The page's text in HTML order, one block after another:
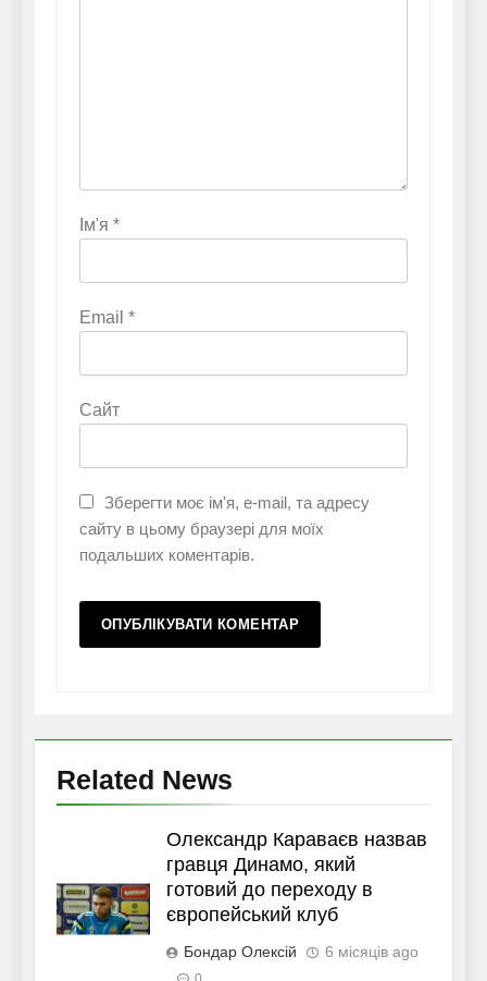
Ім'я *
Email *
Сайт
Зберегти моє ім'я, e-mail, та адресу
сайту в цьому браузері для моїх
подальших коментарів.
Related News
Олександр Караваєв назвав
гравця Динамо, який
готовий до переходу в
європейський клуб
Бондар Олексій 6 місяців ago